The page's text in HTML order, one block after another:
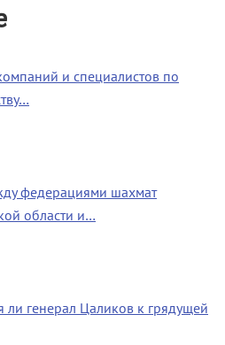
и специалистов по
федерациями шахмат
области и…
ли генерал Цаликов к грядущей